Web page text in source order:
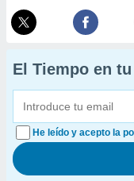
El Tiempo en tu
He leído y acepto la